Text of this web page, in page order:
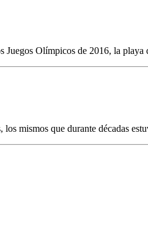
Olímpicos de 2016, la
mismos que durante décadas